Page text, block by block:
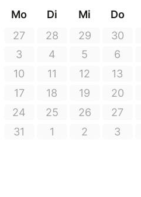
Mo Di Mi Do
27
28 29 30
3
4 5 6
10
11 12 13
17
18 19 20
24
25 26 27
31
1 2 3